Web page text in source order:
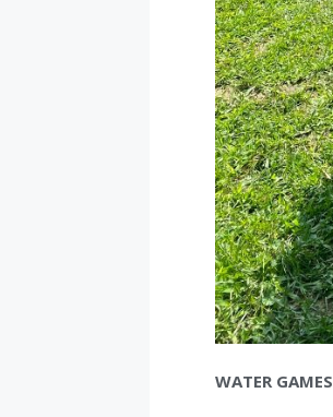
WATER GAMES